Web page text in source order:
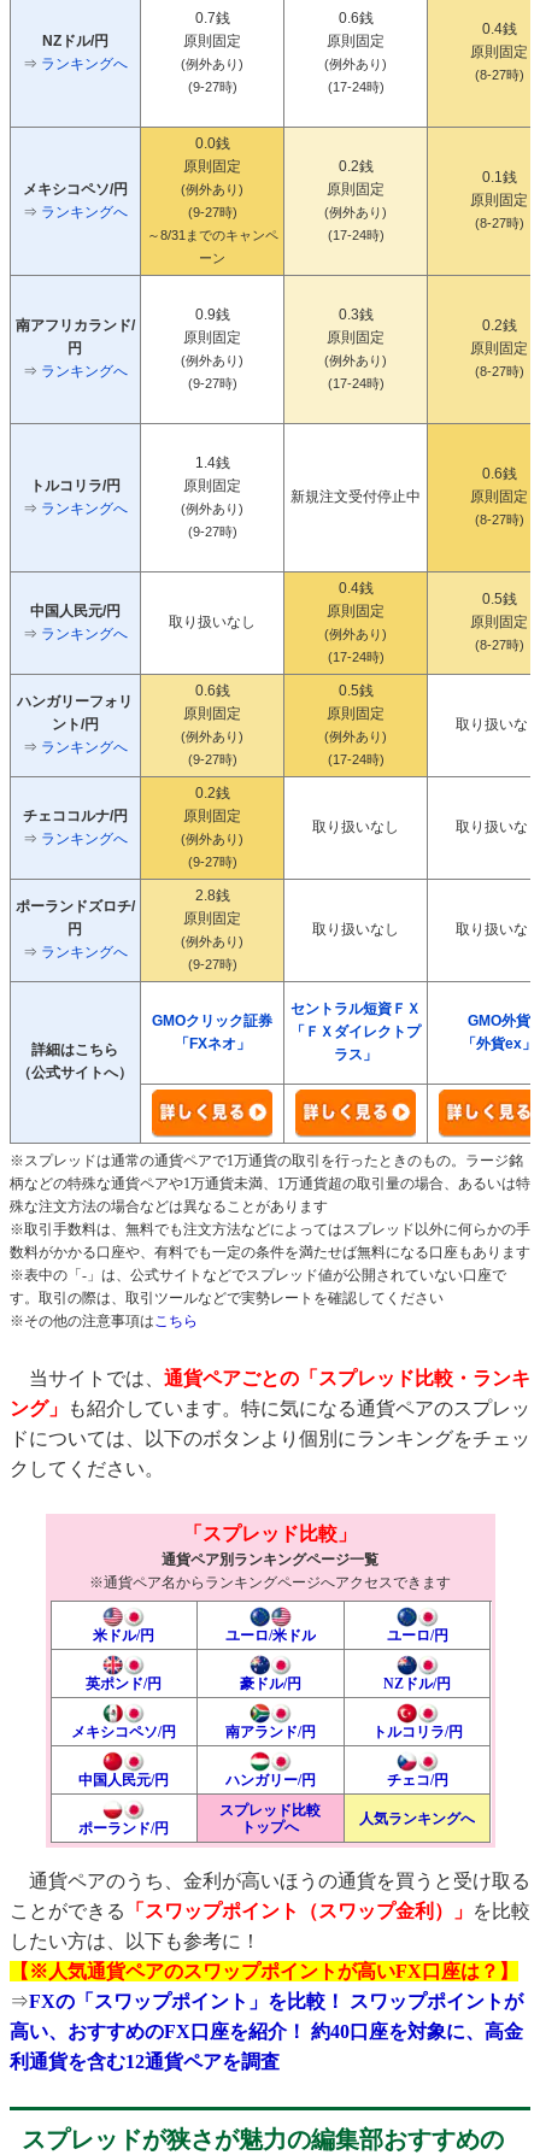
NZドル/円
⇒ ランキングへ
0.7銭
原則固定
(例外あり)
(9-27時)
0.6銭
原則固定
(例外あり)
(17-24時)
0.4銭
原則固定
(8-27時)
メキシコペソ/円
⇒ ランキングへ
0.0銭
原則固定
(例外あり)
(9-27時)
～8/31までのキャンペ
ーン
0.2銭
原則固定
(例外あり)
(17-24時)
0.1銭
原則固定
(8-27時)
南アフリカランド/
円
⇒ ランキングへ
0.9銭
原則固定
(例外あり)
(9-27時)
0.3銭
原則固定
(例外あり)
(17-24時)
0.2銭
原則固定
(8-27時)
トルコリラ/円
⇒ ランキングへ
1.4銭
原則固定
(例外あり)
(9-27時)
新規注文受付停止中
0.6銭
原則固定
(8-27時)
中国人民元/円
⇒ ランキングへ
取り扱いなし
0.4銭
原則固定
(例外あり)
(17-24時)
0.5銭
原則固定
(8-27時)
ハンガリーフォリ
ント/円
⇒ ランキングへ
0.6銭
原則固定
(例外あり)
(9-27時)
0.5銭
原則固定
(例外あり)
(17-24時)
取り扱いな
チェココルナ/円
⇒ ランキングへ
0.2銭
原則固定
(例外あり)
(9-27時)
取り扱いなし 取り扱いな
ポーランドズロチ/
円
⇒ ランキングへ
2.8銭
原則固定
(例外あり)
(9-27時)
取り扱いなし 取り扱いな
詳細はこちら
（公式サイトへ）
GMOクリック証券
「FXネオ」
セントラル短資ＦＸ
「ＦＸダイレクトプ
ラス」
GMO外貨
「外貨ex」
※スプレッドは通常の通貨ペアで1万通貨の取引を行ったときのもの。ラージ銘
柄などの特殊な通貨ペアや1万通貨未満、1万通貨超の取引量の場合、あるいは特
殊な注文方法の場合などは異なることがあります
※取引手数料は、無料でも注文方法などによってはスプレッド以外に何らかの手
数料がかかる口座や、有料でも一定の条件を満たせば無料になる口座もあります
※表中の「-」は、公式サイトなどでスプレッド値が公開されていない口座で
す。取引の際は、取引ツールなどで実勢レートを確認してください
※その他の注意事項はこちら
当サイトでは、 通貨ペアごとの「スプレッド比較・ランキ
ング」
も紹介しています。特に気になる通貨ペアのスプレッ
ドについては、以下のボタンより個別にランキングをチェッ
クしてください。
「スプレッド比較」
通貨ペア別ランキングページ一覧
※通貨ペア名からランキングページへアクセスできます
米ドル/円 ユーロ/米ドル ユーロ/円
英ポンド/円 豪ドル/円 NZドル/円
メキシコペソ/円 南アランド/円 トルコリラ/円
中国人民元/円 ハンガリー/円 チェコ/円
ポーランド/円
スプレッド比較
トップへ
人気ランキングへ
通貨ペアのうち、金利が高いほうの通貨を買うと受け取る
ことができる
「スワップポイント（スワップ金利）」 を比較
したい方は、以下も参考に！
【※人気通貨ペアのスワップポイントが高いFX口座は？】
⇒FXの「スワップポイント」を比較！ スワップポイントが
高い、おすすめのFX口座を紹介！ 約40口座を対象に、高金
利通貨を含む12通貨ペアを調査
スプレッドが狭さが魅力の編集部おすすめの